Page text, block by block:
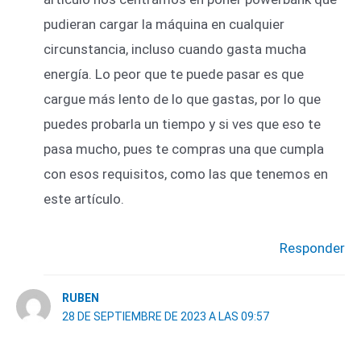
pudieran cargar la máquina en cualquier
circunstancia, incluso cuando gasta mucha
energía. Lo peor que te puede pasar es que
cargue más lento de lo que gastas, por lo que
puedes probarla un tiempo y si ves que eso te
pasa mucho, pues te compras una que cumpla
con esos requisitos, como las que tenemos en
este artículo.
Responder
RUBEN
28 DE SEPTIEMBRE DE 2023 A LAS 09:57